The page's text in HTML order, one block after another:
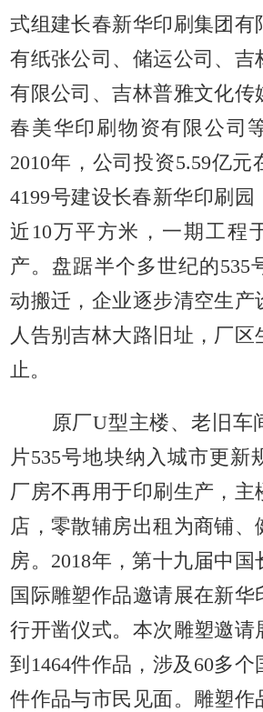
式组建长春新华印刷集团有
有纸张公司、储运公司、吉
有限公司、吉林普雅文化传
春美华印刷物资有限公司
2010年，公司投资5.59亿元
4199号建设长春新华印刷园
近10万平方米，一期工程
产。盘踞半个多世纪的535
动搬迁，企业逐步清空生产
人告别吉林大路旧址，厂区
止。
原厂U型主楼、老旧车
片535号地块纳入城市更新
厂房不再用于印刷生产，主
店，零散辅房出租为商铺、
房。2018年，第十九届中国
国际雕塑作品邀请展在新华
行开凿仪式。本次雕塑邀请
到1464件作品，涉及60多个
件作品与市民见面。雕塑作